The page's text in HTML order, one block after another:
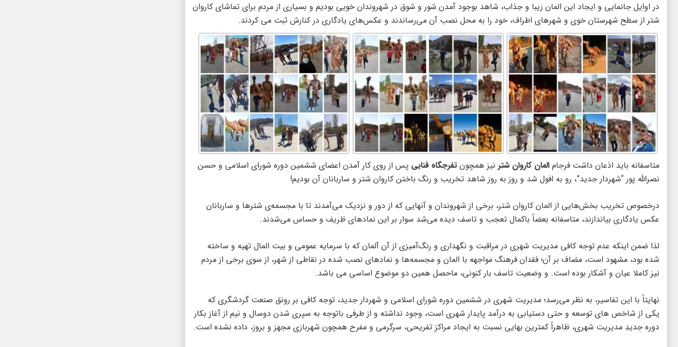
در اوایل جانمایی و ایجاد این المان زیبا و جذاب، شاهد بوجود آمدن شور و شوق در شهروندان خویی بودیم و بسیاری از مردم برای تماشای کاروان
شتر از سطح شهرستان خوی و شهرهای اطراف، خود را به محل نصب آن می‌رساندند و عکس‌های یادگاری در کنارش ثبت می کردند.
متاسفانه باید اذعان داشت فرجام المان کاروان شتر نیز همچون تفرجگاه فنایی پس از روی کار آمدن اعضای ششمین دوره شورای اسلامی و حسن
نصرالله پور “شهردار جدید”، رو به افول شد و روز به روز شاهد تخریب و رنگ باختن کاروان شتر و ساربانان آن بودیم!
درخصوص تخریب بخش‌هایی از المان کاروان شتر، برخی از شهروندان و آنهایی که از دور و نزدیک می‌آمدند تا با مجسمه‌ی شترها و ساربانان
عکس یادگاری بیاندازند، متاسفانه بعضاً باکمال تعجب و تاسف دیده می‌شد سوار بر این نمادهای ظریف و حساس می‌شدند.
لذا ضمن اینکه عدم توجه کافی مدیریت شهری در مراقبت و نگهداری و رنگ‌آمیزی از آن آلمان که با سرمایه عمومی و بیت المال تهیه و ساخته
شده بود، مشهود است، مضاف بر آن؛ فقدان فرهنگ مواجهه با المان و مجسمه‌ها و نمادهای نصب شده در نقاطی از شهر، از سوی برخی از مردم
نیز کاملا عیان و آشکار بوده است. و وضعیت تاسف بار کنونی، ماحصل همین دو موضوع اساسی می باشد.
نهایتاً با این تفاسیر، به نظر می‌رسد؛ مدیریت شهری در ششمین دوره شورای اسلامی و شهردار جدید، توجه کافی بر رونق صنعت گردشگری که
یکی از شاخص های توسعه و حتی دستیابی به درآمد پایدار شهری است، وجود نداشته و از طرفی باتوجه به سپری شدن دوسال و نیم از آغاز بکار
دوره جدیدِ مدیریت شهری، ظاهراً کمترین بهایی نسبت به ایجاد مراکز تفریحی، سرگرمی و مفرح همچون شهربازی مجهز و بروز، داده نشده است.